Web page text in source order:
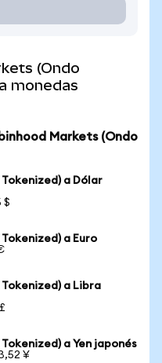
(Ondo
monedas
Markets (Ondo
a Dólar
$
a Euro
a Libra
a Yen japonés
¥